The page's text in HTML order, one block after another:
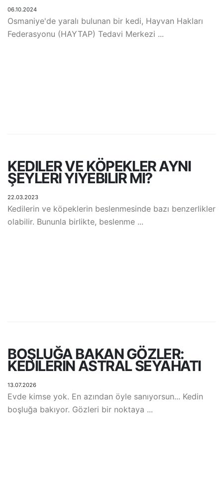
06.10.2024
Osmaniye'de yaralı bulunan bir kedi, Hayvan Hakları
Federasyonu (HAYTAP) Tedavi Merkezi ...
KEDILER VE KÖPEKLER AYNI
ŞEYLERI YIYEBILIR MI?
22.03.2023
Kedilerin ve köpeklerin beslenmesinde bazı benzerlikler
olabilir. Bununla birlikte, beslenme ...
BOŞLUĞA BAKAN GÖZLER:
KEDILERIN ASTRAL SEYAHATI
13.07.2026
Evde kimse yok. En azından öyle sanıyorsun... Kedin
boşluğa bakıyor. Gözleri bir noktaya ...